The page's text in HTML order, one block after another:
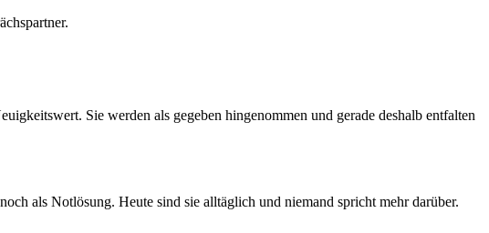
Sie werden als gegeben hingenommen und gerade deshalb entfalten
als Notlösung. Heute sind sie alltäglich und niemand spricht mehr darüber.